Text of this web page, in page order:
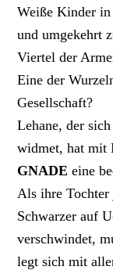
Weiße Kinder
und umgekehrt
Viertel der
Eine der
Gesellschaft?
Lehane, der
widmet, hat mit
GNADE eine
Als ihre
Schwarzer auf
verschwindet,
legt sich mit